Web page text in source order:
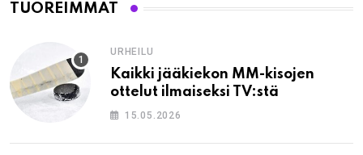
TUOREIMMAT
URHEILU
Kaikki jääkiekon MM-kisojen
ottelut ilmaiseksi TV:stä
15.05.2026